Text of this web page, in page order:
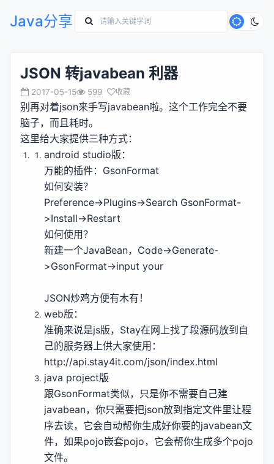
Java分享
JSON 转javabean 利器
2017-05-15 599 收藏
别再对着json来手写javabean啦。这个工作完全不要
脑子，而且耗时。
这里给大家提供三种方式：
android studio版：
万能的插件：GsonFormat
如何安装？
Preference->Plugins->Search GsonFormat-
>Install->Restart
如何使用？
新建一个JavaBean，Code->Generate-
>GsonFormat->input your
JSON炒鸡方便有木有！
web版：
准确来说是js版，Stay在网上找了段源码放到自
己的服务器上供大家使用：
http://api.stay4it.com/json/index.html
java project版
跟GsonFormat类似，只是你不需要自己建
javabean，你只需要把json放到指定文件里让程
序去读，它会自动帮你生成好你要的javabean文
件，如果pojo嵌套pojo，它会帮你生成多个pojo
文件。